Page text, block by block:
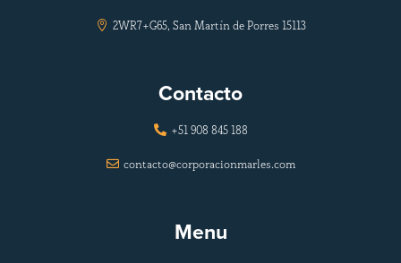
 2WR7+G65, San Martín de Porres 15113
Contacto
 +51 908 845 188
 contacto@corporacionmarles.com
Menu